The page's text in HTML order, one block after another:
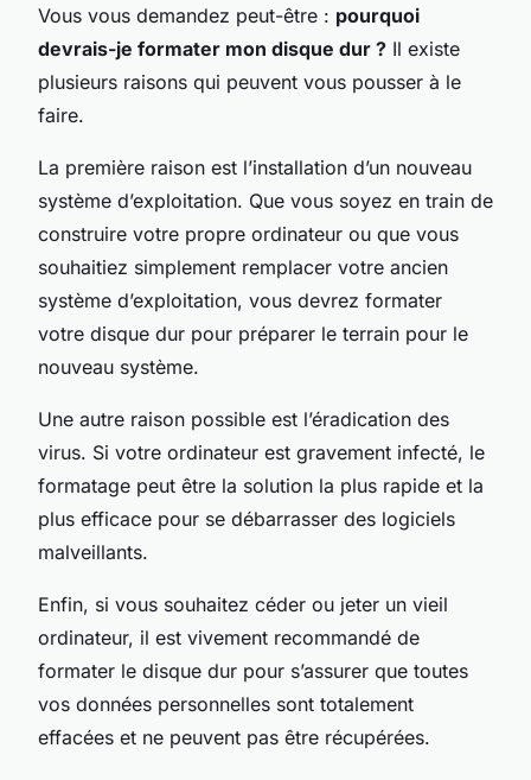
Vous vous demandez peut-être : pourquoi
devrais-je formater mon disque dur ? Il existe
plusieurs raisons qui peuvent vous pousser à le
faire.
La première raison est l’installation d’un nouveau
système d’exploitation. Que vous soyez en train de
construire votre propre ordinateur ou que vous
souhaitiez simplement remplacer votre ancien
système d’exploitation, vous devrez formater
votre disque dur pour préparer le terrain pour le
nouveau système.
Une autre raison possible est l’éradication des
virus. Si votre ordinateur est gravement infecté, le
formatage peut être la solution la plus rapide et la
plus efficace pour se débarrasser des logiciels
malveillants.
Enfin, si vous souhaitez céder ou jeter un vieil
ordinateur, il est vivement recommandé de
formater le disque dur pour s’assurer que toutes
vos données personnelles sont totalement
effacées et ne peuvent pas être récupérées.